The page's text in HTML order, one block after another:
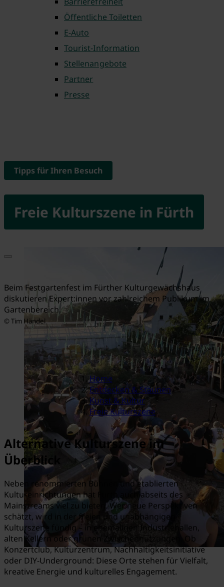
Öffentliche Toiletten
E-Auto
Tourist-Information
Stellenangebote
Partner
Presse
Freie Kulturszene in Fürth
Tipps für Ihren Besuch
Beim Festgartenfest im Fürther Kulturgewächshaus
diskutieren Expert:innen vor zahlreichem Publikum im
Gartenbereich.
© Tim Händel
Home
Entdecken & Staunen
Kunst & Kultur
Freie Kulturszene
Alternative Kulturszene im
Überblick
Neben renommierten Bühnen und etablierten
Kultureinrichtungen hat Fürth auch abseits des
Mainstreams viel zu bieten. Wer neue Perspektiven
schätzt, wird in der freien und unabhängigen
Kulturszene fündig – in ehemaligen Industriehallen,
alten Kellern oder grünen Zwischennutzungen. Ob
Konzertclub, Kulturzentrum, Nachhaltigkeitsinitiative
oder DIY-Underground: Diese Orte stehen für Vielfalt,
kreative Energie und kulturelles Engagement.